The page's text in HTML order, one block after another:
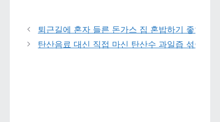
퇴근길에 혼자 들른 돈가스 집 혼밥하기 좋았던
탄산음료 대신 직접 마신 탄산수 과일즙 섞어 마